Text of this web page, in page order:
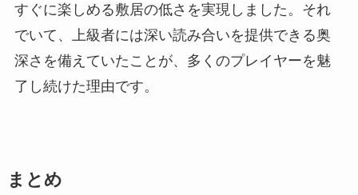
すぐに楽しめる敷居の低さを実現しました。それ
でいて、上級者には深い読み合いを提供できる奥
深さを備えていたことが、多くのプレイヤーを魅
了し続けた理由です。
まとめ